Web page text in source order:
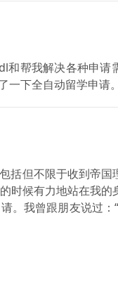
帮我解决各种申请
下全自动留学申请
括但不限于收到帝国
时候有力地站在我的
。我曾跟朋友说过：
态就可以了。